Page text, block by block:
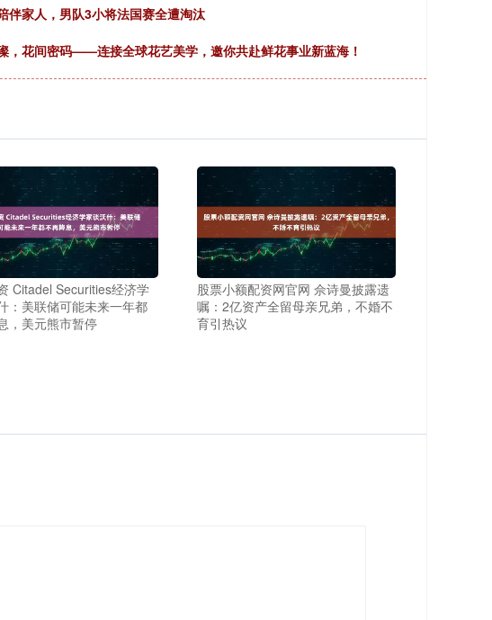
伴家人，男队3小将法国赛全遭淘汰
，花间密码——连接全球花艺美学，邀你共赴鲜花事业新蓝海！
Citadel Securities经济学
：美联储可能未来一年都
，美元熊市暂停
股票小额配资网官网 佘诗曼披露遗
嘱：2亿资产全留母亲兄弟，不婚不
育引热议